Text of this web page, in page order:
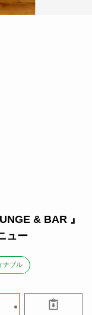
& BAR 』
ュー
ナブル